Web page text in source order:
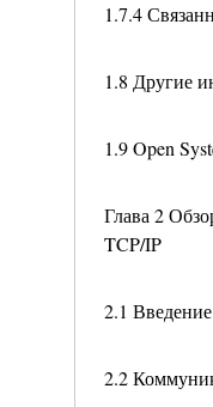
1.7.4
1.8 Другие
1.9 Open
Глава 2
TCP/IP
2.1 Введение
2.2